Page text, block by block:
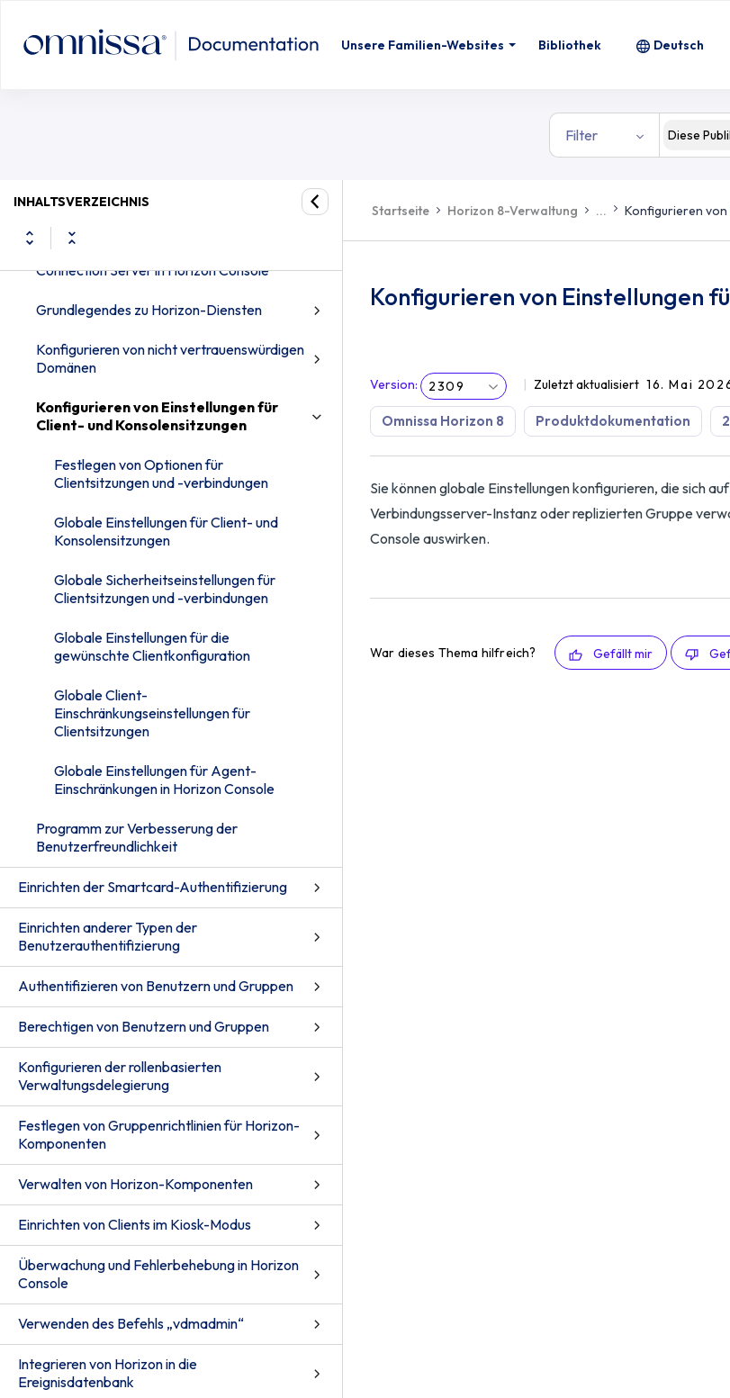
Unsere Familien-Websites Bibliothek Deutsch
Filter Diese
INHALTSVERZEICHNIS
Verwenden von Horizon Console
Konfigurieren von vCenter Server in
Deaktivieren oder Aktivieren von Horizon
Connection Server in Horizon Console
Grundlegendes zu Horizon-Diensten
Konfigurieren von nicht vertrauenswürdigen
Domänen
Konfigurieren von Einstellungen für
Client- und Konsolensitzungen
Festlegen von Optionen für
Clientsitzungen und -verbindungen
Globale Einstellungen für Client- und
Konsolensitzungen
Globale Sicherheitseinstellungen für
Clientsitzungen und -verbindungen
Globale Einstellungen für die
gewünschte Clientkonfiguration
Globale Client-
Einschränkungseinstellungen für
Clientsitzungen
Globale Einstellungen für Agent-
Einschränkungen in Horizon Console
Programm zur Verbesserung der
Benutzerfreundlichkeit
Einrichten der Smartcard-Authentifizierung
Einrichten anderer Typen der
Benutzerauthentifizierung
Authentifizieren von Benutzern und Gruppen
Berechtigen von Benutzern und Gruppen
Konfigurieren der rollenbasierten
Verwaltungsdelegierung
Festlegen von Gruppenrichtlinien für Horizon-
Komponenten
Verwalten von Horizon-Komponenten
Einrichten von Clients im Kiosk-Modus
Überwachung und Fehlerbehebung in Horizon
Console
Verwenden des Befehls „vdmadmin“
Integrieren von Horizon in die
Ereignisdatenbank
Startseite Horizon 8-Verwaltung ... Konfigurieren
Konfigurieren von Einstellungen
Version: 2309 Zuletzt aktualisiert 16. Mai
Omnissa Horizon 8 Produktdokumentation
Sie können globale Einstellungen konfigurieren, die sich
Verbindungsserver-Instanz oder replizierten Gruppe
Console auswirken.
War dieses Thema hilfreich? Gefällt mir